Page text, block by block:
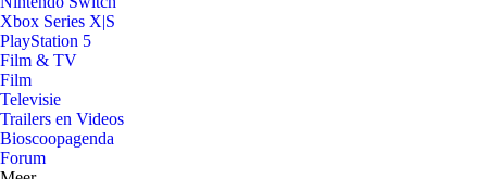
Xbox Series X|S
PlayStation 5
Film & TV
Film
Televisie
Trailers en Videos
Bioscoopagenda
Forum